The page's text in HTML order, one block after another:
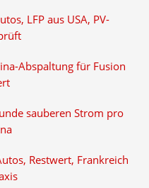
LFP aus USA, PV-
Abspaltung für Fusion
sauberen Strom pro
Restwert, Frankreich